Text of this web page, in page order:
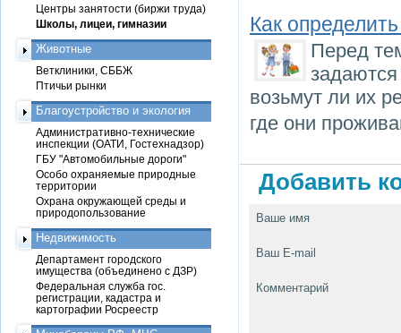
Как
Перед
возьмут ли их
где они
Добавить
Ваше имя
Ваш E-mail
Комментарий
Центры занятости (биржи труда)
Школы, лицеи, гимназии
Животные
Ветклиники, СББЖ
Птичьи рынки
Благоустройство и экология
Административно-технические
инспекции (ОАТИ, Гостехнадзор)
ГБУ "Автомобильные дороги"
Особо охраняемые природные
территории
Охрана окружающей среды и
природопользование
Недвижимость
Департамент городского
имущества (объединено с ДЗР)
Федеральная служба гос.
регистрации, кадастра и
картографии Росреестр